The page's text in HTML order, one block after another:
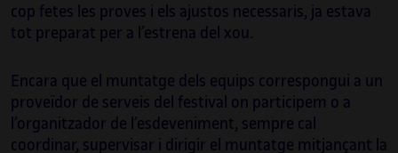
cop fetes les proves i els ajustos necessaris, ja estava
tot preparat per a l’estrena del xou.
Encara que el muntatge dels equips correspongui a un
proveïdor de serveis del festival on participem o a
l’organitzador de l’esdeveniment, sempre cal
coordinar, supervisar i dirigir el muntatge mitjançant la